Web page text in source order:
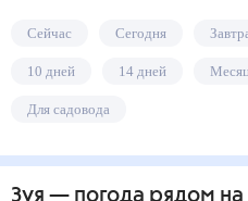
Сейчас Сегодня
10 дней 14 дней
Для садовода
Зуя — погода рядом на